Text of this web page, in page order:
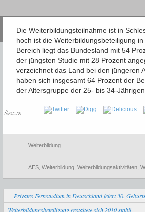
Die Weiterbildungsteilnahme ist in
hoch ist die Weiterbildungsbeteiligung
Bereich liegt das Bundesland mit 54
der jüngsten Studie mit 28 Prozent
verzeichnet das Land bei den jüngeren
haben sich insgesamt 64 Prozent der
der Altersgruppe der 25- bis 34-
Share
Weiterbildung
AES Weiterbildung Weiterbildungsaktivitäten
Privates Fernstudium in Deutschland feiert 30.
Weiterbildungsbeteiligung gestaltete sich 2010 stabil